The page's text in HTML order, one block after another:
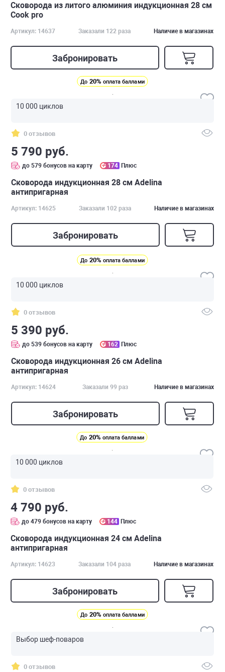
Сковорода из литого алюминия индукционная 28 см
Cook pro
Артикул: 14637 Заказали 122 раза Наличие в магазинах
Забронировать
До 20% оплата баллами
10 000 циклов
0 отзывов
5 790 руб.
до 579 бонусов на карту 174 Плюс
Сковорода индукционная 28 см Adelina
антипригарная
Артикул: 14625 Заказали 102 раза Наличие в магазинах
Забронировать
До 20% оплата баллами
10 000 циклов
0 отзывов
5 390 руб.
до 539 бонусов на карту 162 Плюс
Сковорода индукционная 26 см Adelina
антипригарная
Артикул: 14624 Заказали 99 раз Наличие в магазинах
Забронировать
До 20% оплата баллами
10 000 циклов
0 отзывов
4 790 руб.
до 479 бонусов на карту 144 Плюс
Сковорода индукционная 24 см Adelina
антипригарная
Артикул: 14623 Заказали 104 раза Наличие в магазинах
Забронировать
До 20% оплата баллами
Выбор шеф-поваров
0 отзывов